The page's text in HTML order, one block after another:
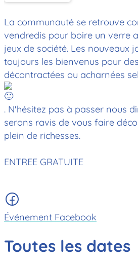
La communauté se retrouve
vendredis pour boire un verre
jeux de société. Les nouveaux
toujours les bienvenus pour
décontractées ou acharnées
. N'hésitez pas à passer nous
serons ravis de vous faire
plein de richesses.
ENTREE GRATUITE
Événement Facebook
Toutes les dates